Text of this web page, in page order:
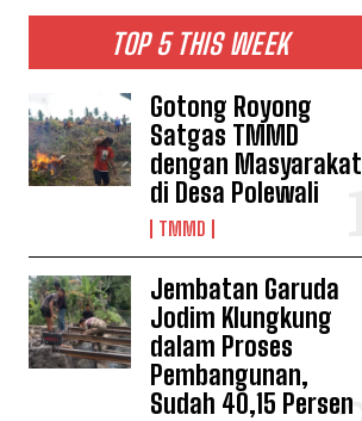
TOP 5 THIS WEEK
Gotong Royong
Satgas TMMD
dengan Masyarakat
di Desa Polewali
TMMD
Jembatan Garuda
Jodim Klungkung
dalam Proses
Pembangunan,
Sudah 40,15 Persen